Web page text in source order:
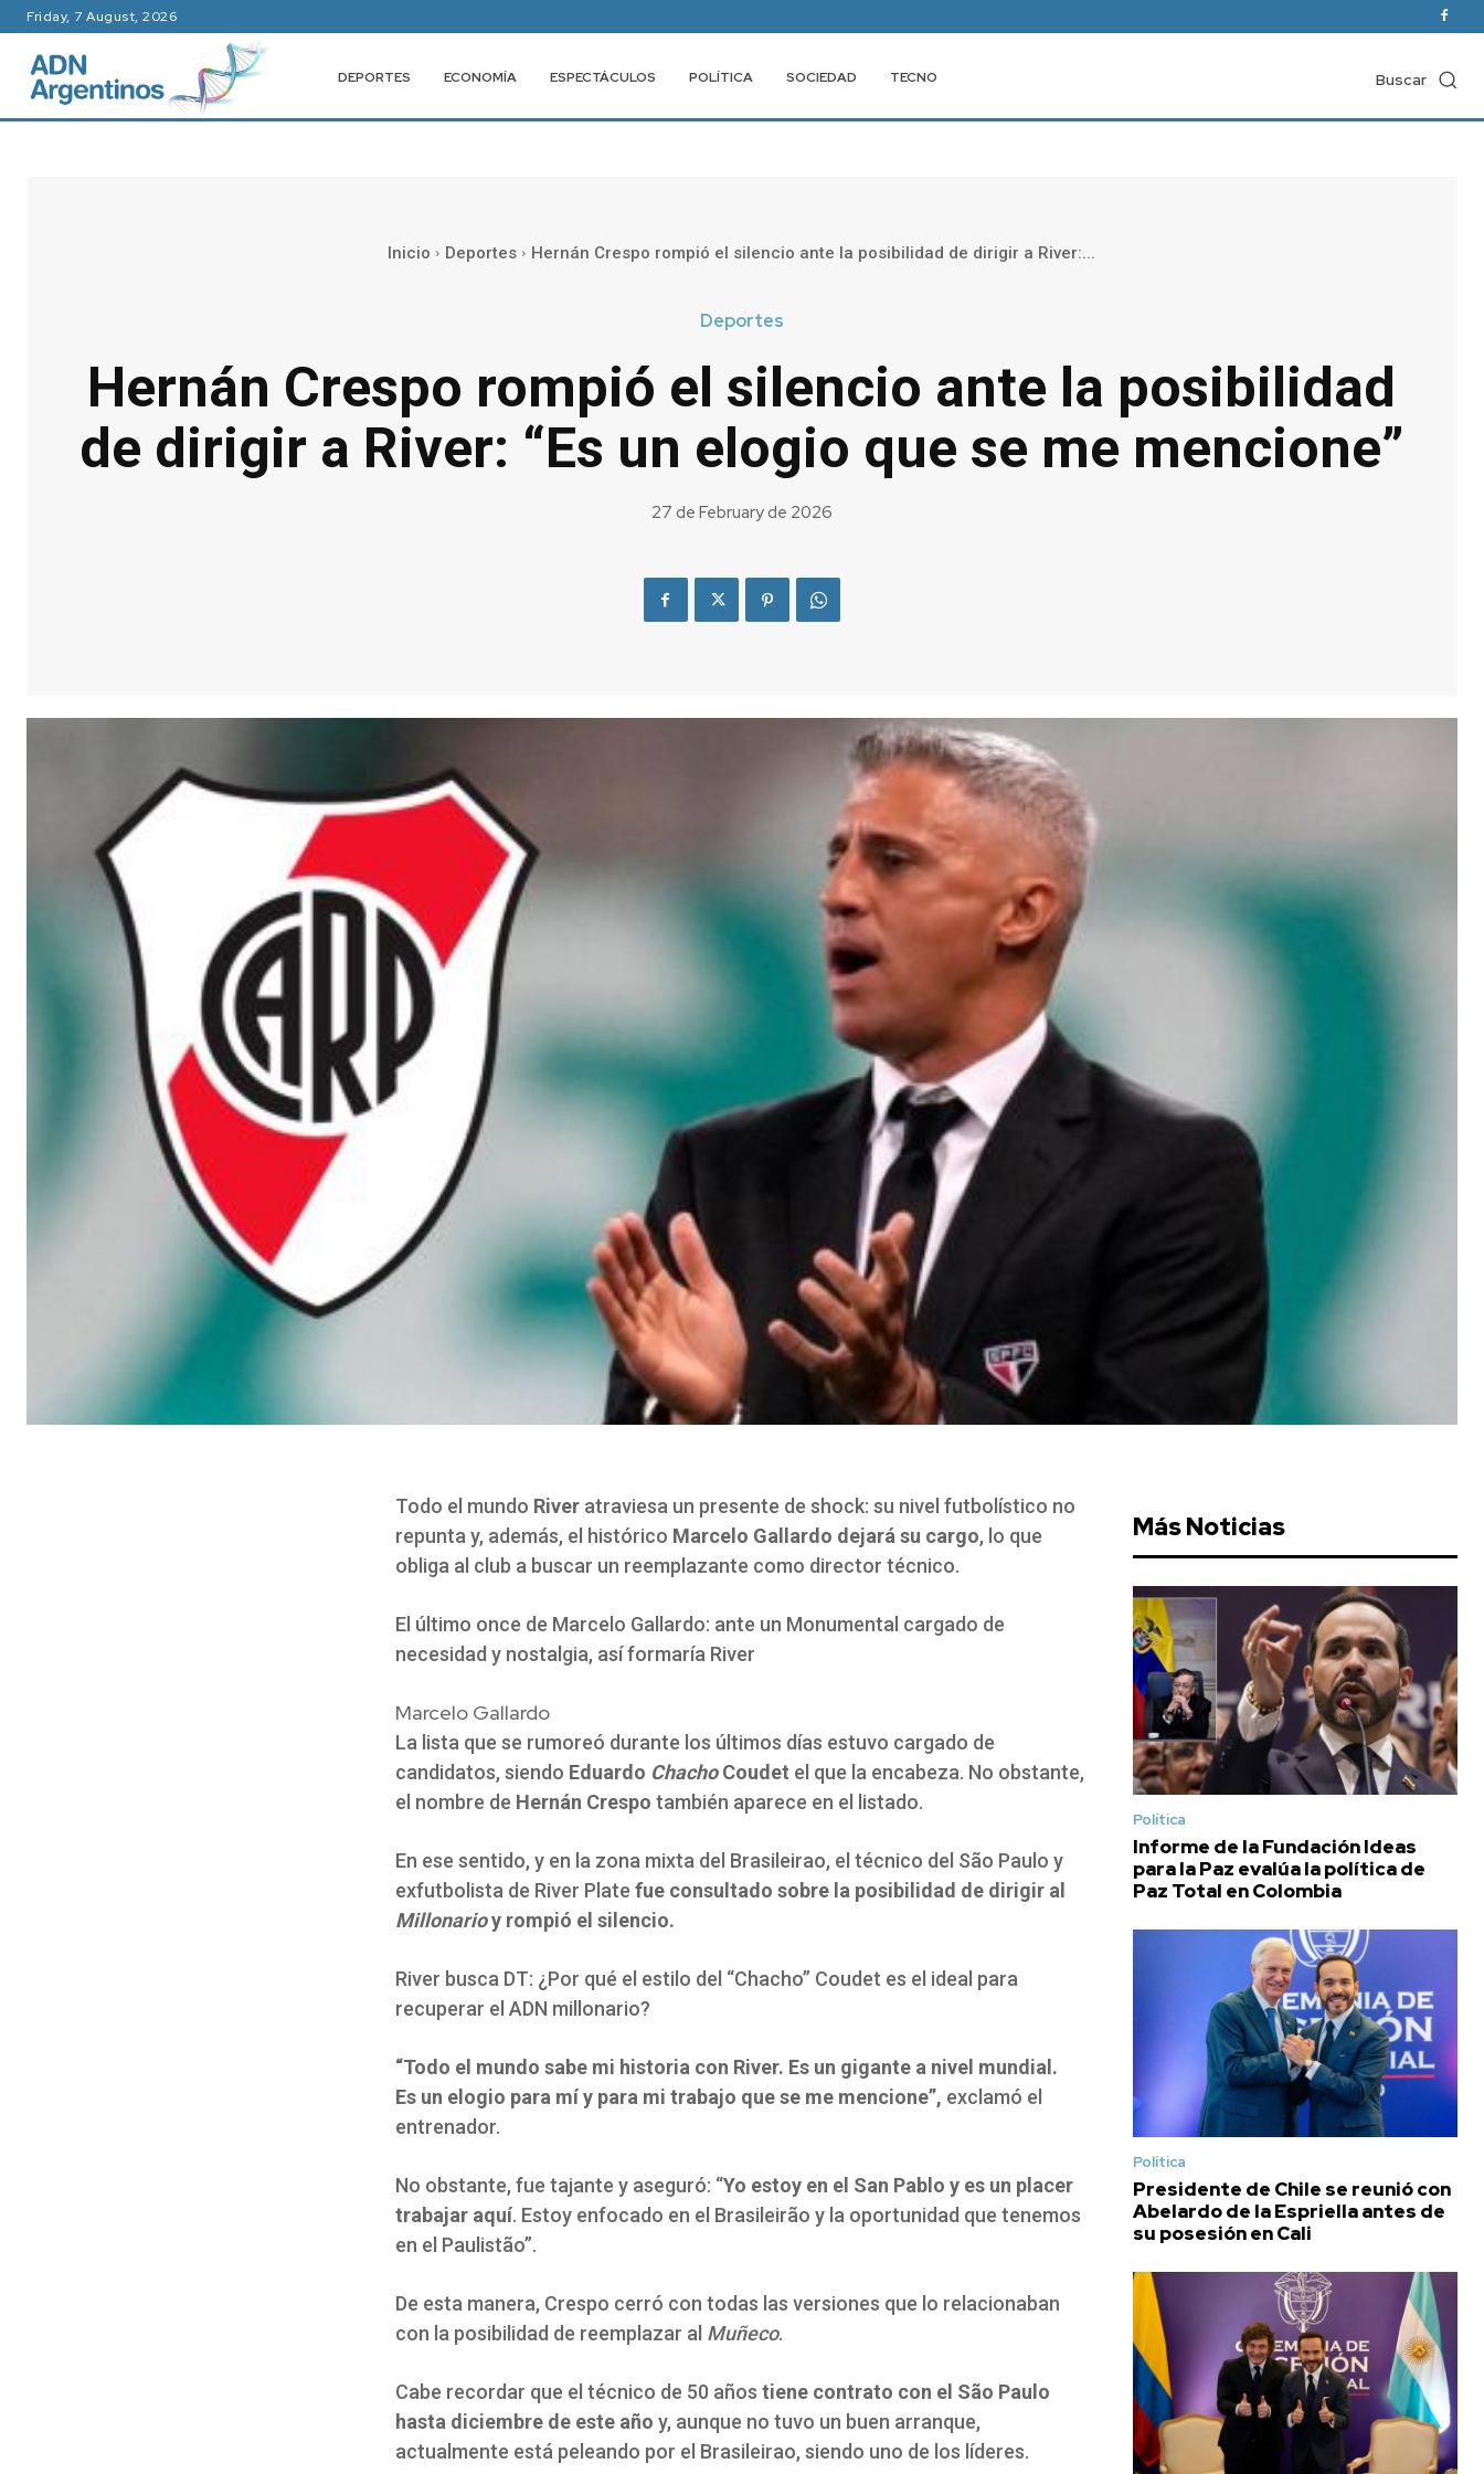
Friday, 7 August, 2026
DEPORTES ECONOMÍA ESPECTÁCULOS POLÍTICA SOCIEDAD TECNO Buscar
Inicio Deportes Hernán Crespo rompió el silencio ante la posibilidad de dirigir a River:...
Deportes
Hernán Crespo rompió el silencio ante la posibilidad
de dirigir a River: “Es un elogio que se me mencione”
27 de February de 2026
Todo el mundo River atraviesa un presente de shock: su nivel futbolístico no
repunta y, además, el histórico Marcelo Gallardo dejará su cargo, lo que
obliga al club a buscar un reemplazante como director técnico.
El último once de Marcelo Gallardo: ante un Monumental cargado de
necesidad y nostalgia, así formaría River
Marcelo Gallardo
La lista que se rumoreó durante los últimos días estuvo cargado de
candidatos, siendo Eduardo ChachoCoudet el que la encabeza. No obstante,
el nombre de Hernán Crespo también aparece en el listado.
En ese sentido, y en la zona mixta del Brasileirao, el técnico del São Paulo y
exfutbolista de River Plate fue consultado sobre la posibilidad de dirigir al
Millonarioy rompió el silencio.
River busca DT: ¿Por qué el estilo del “Chacho” Coudet es el ideal para
recuperar el ADN millonario?
“Todo el mundo sabe mi historia con River. Es un gigante a nivel mundial.
Es un elogio para mí y para mi trabajo que se me mencione”, exclamó el
entrenador.
No obstante, fue tajante y aseguró: “Yo estoy en el San Pablo y es un placer
trabajar aquí. Estoy enfocado en el Brasileirão y la oportunidad que tenemos
en el Paulistão”.
De esta manera, Crespo cerró con todas las versiones que lo relacionaban
con la posibilidad de reemplazar al Muñeco.
Cabe recordar que el técnico de 50 años tiene contrato con el São Paulo
hasta diciembre de este año y, aunque no tuvo un buen arranque,
actualmente está peleando por el Brasileirao, siendo uno de los líderes.
Más Noticias
Política
Informe de la Fundación Ideas
para la Paz evalúa la política de
Paz Total en Colombia
Política
Presidente de Chile se reunió con
Abelardo de la Espriella antes de
su posesión en Cali